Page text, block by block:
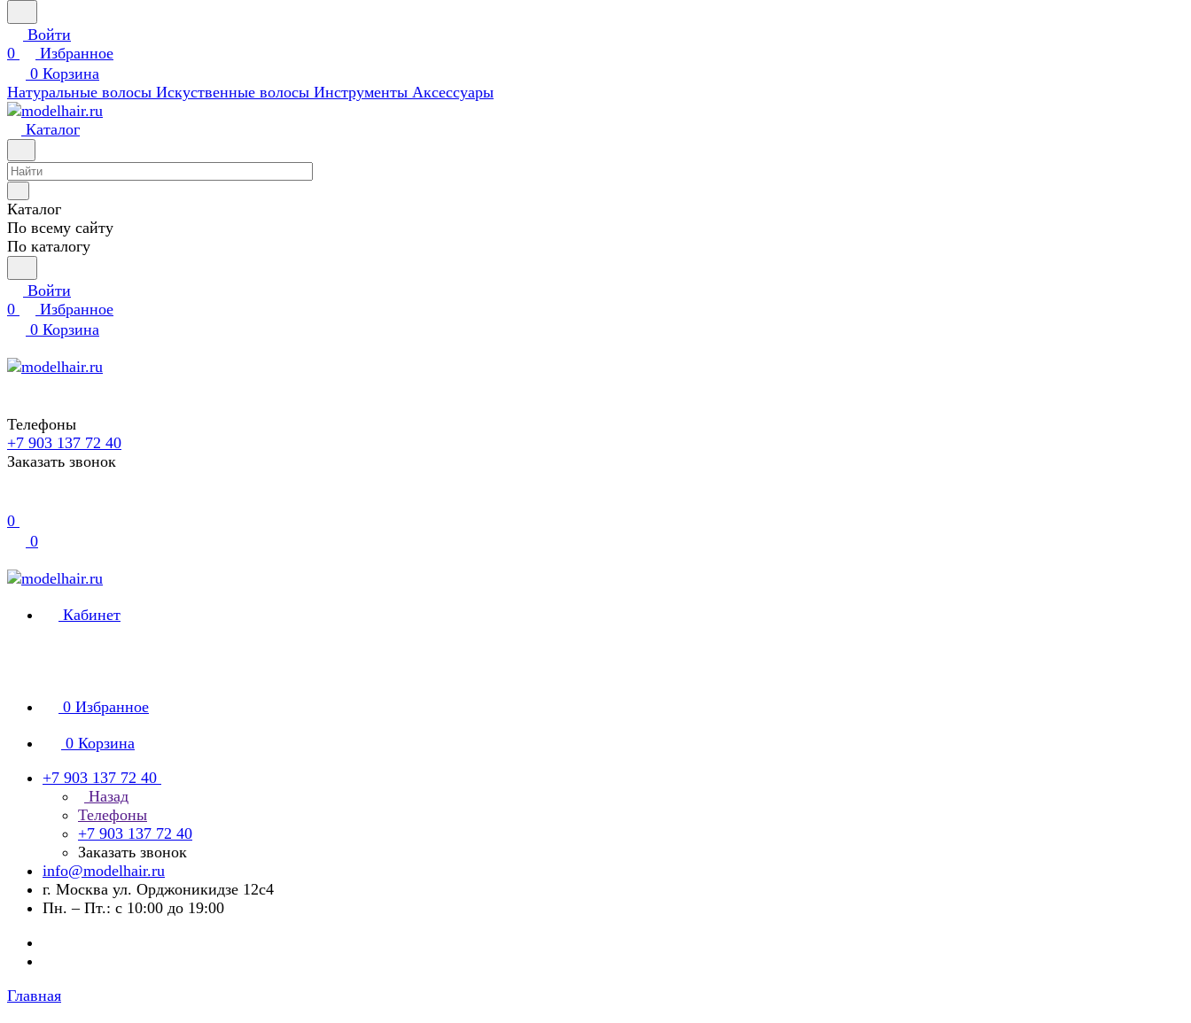
Войти
0
Избранное
0 Корзина
Натуральные волосы Искуственные волосы Инструменты Аксессуары
Каталог
Каталог
По всему сайту
По каталогу
Войти
0
Избранное
0 Корзина
Телефоны
+7 903 137 72 40
Заказать звонок
0
0
Кабинет
0 Избранное
0 Корзина
+7 903 137 72 40
Назад
Телефоны
+7 903 137 72 40
Заказать звонок
info@modelhair.ru
г. Москва ул. Орджоникидзе 12с4
Пн. – Пт.: с 10:00 до 19:00
Главная